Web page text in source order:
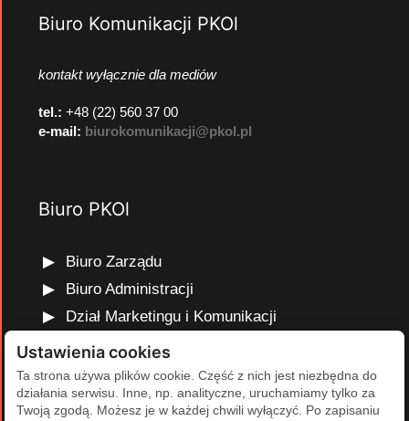
Biuro Komunikacji PKOl
kontakt wyłącznie dla mediów
tel.: +48 (22) 560 37 00
e-mail: biurokomunikacji@pkol.pl
Biuro PKOl
Biuro Zarządu
Biuro Administracji
Dział Marketingu i Komunikacji
Dział Edukacji Olimpijskiej
Dział Finansów i Kadr
Dział Projektów Olimpijskich
Ustawienia cookies
Ta strona używa plików cookie. Część z nich jest niezbędna do
działania serwisu. Inne, np. analityczne, uruchamiamy tylko za
Twoją zgodą. Możesz je w każdej chwili wyłączyć. Po zapisaniu